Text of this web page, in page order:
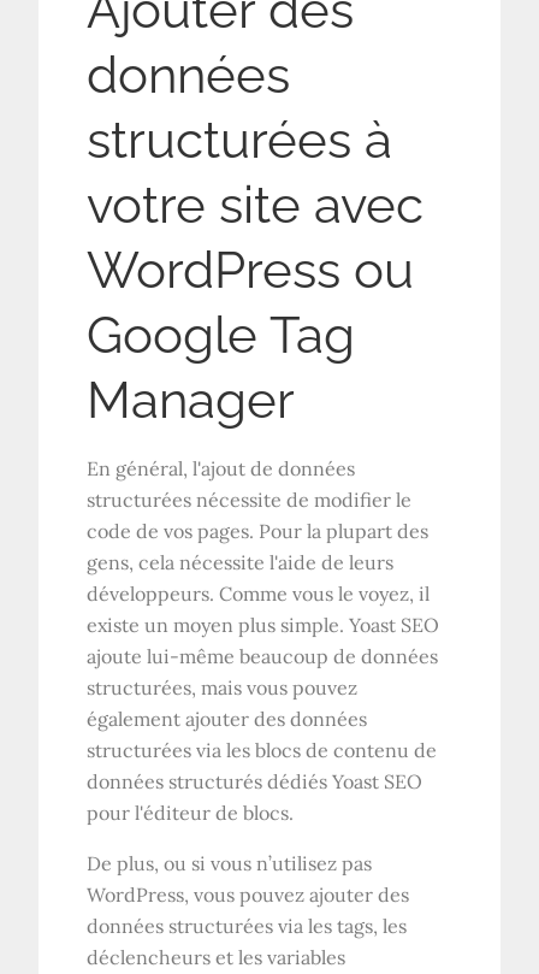
données
structurées à
votre site avec
WordPress ou
Google Tag
Manager
En général, l'ajout de données
structurées nécessite de modifier le
code de vos pages. Pour la plupart des
gens, cela nécessite l'aide de leurs
développeurs. Comme vous le voyez, il
existe un moyen plus simple. Yoast SEO
ajoute lui-même beaucoup de données
structurées, mais vous pouvez
également ajouter des données
structurées via les blocs de contenu de
données structurés dédiés Yoast SEO
pour l'éditeur de blocs.
De plus, ou si vous n’utilisez pas
WordPress, vous pouvez ajouter des
données structurées via les tags, les
déclencheurs et les variables